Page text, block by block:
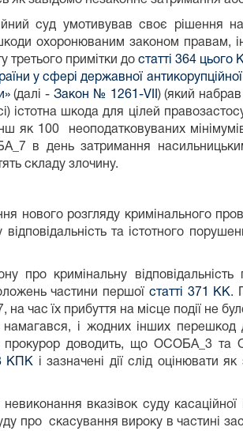
суд умотивував своє рішення
охоронюваним законом правам,
третього примітки до статті 364 цього
у сфері державної антикорупційної
(далі -Закон № 1261-VII
) (який набрав
істотна шкода для цілей
як 100 неоподатковуваних
в день затримання
складу злочину.
нового розгляду кримінального
та істотного
про кримінальну відповідальність
частини першої статті 371 КК.
їх прибуття на місце події не
і жодних інших перешкод
прокурор доводить, що ОСОБА_3
КПК і зазначені дії слід оцінювати як
вказівок суду касаційної
про скасування вироку в частині